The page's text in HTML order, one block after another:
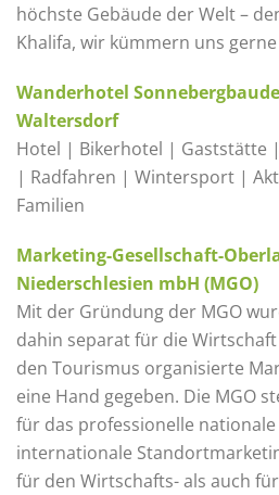
höchste Gebäude der Welt –
Khalifa, wir kümmern uns
Wanderhotel
Waltersdorf
Hotel | Bikerhotel | Gaststätte
| Radfahren | Wintersport |
Familien
Marketing-Gesellschaft-
Niederschlesien mbH (MGO)
Mit der Gründung der MGO
dahin separat für die
den Tourismus organisierte
eine Hand gegeben. Die MGO
für das professionelle
internationale
für den Wirtschafts- als auch